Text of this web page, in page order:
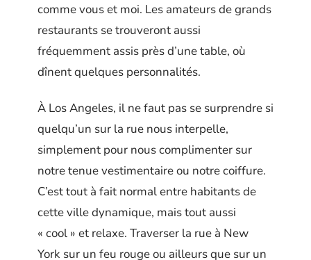
comme vous et moi. Les amateurs de grands
restaurants se trouveront aussi
fréquemment assis près d’une table, où
dînent quelques personnalités.
À Los Angeles, il ne faut pas se surprendre si
quelqu’un sur la rue nous interpelle,
simplement pour nous complimenter sur
notre tenue vestimentaire ou notre coiffure.
C’est tout à fait normal entre habitants de
cette ville dynamique, mais tout aussi
« cool » et relaxe. Traverser la rue à New
York sur un feu rouge ou ailleurs que sur un